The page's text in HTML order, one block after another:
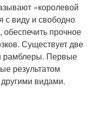
«королевой
с виду и свободно
прочное
Существует две
рамблеры. Первые
результатом
видами.